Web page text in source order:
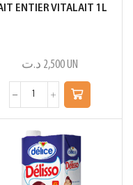
ENTIER VITALAIT 1L
2,500 د.ت UN